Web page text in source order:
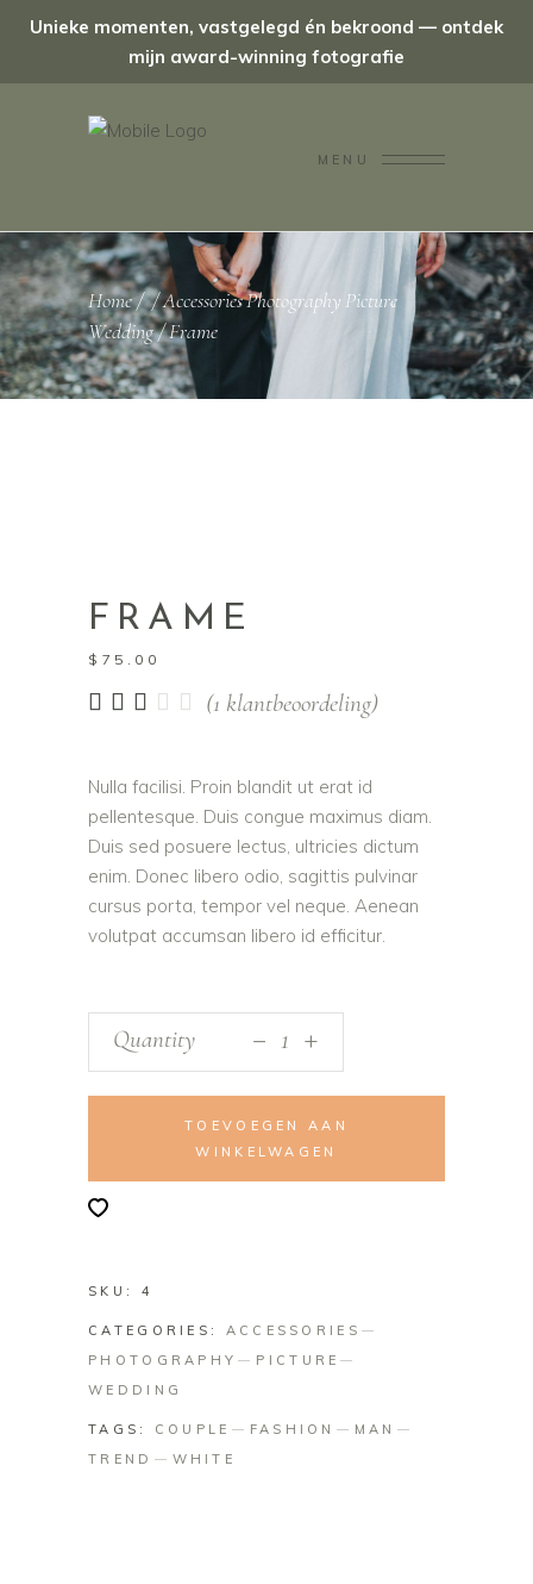
Unieke momenten, vastgelegd én bekroond — ontdek
mijn award-winning fotografie
MENU
Home//Accessories,Photography, Picture
,
Wedding/Frame
FRAME
$ 75.00
Gewaardeerd
gebaseerd
op
1
klantbeoordeling
(1 klantbeoordeling)
Nulla facilisi. Proin blandit ut erat id
pellentesque. Duis congue maximus diam.
Duis sed posuere lectus, ultricies dictum
enim. Donec libero odio, sagittis pulvinar
cursus porta, tempor vel neque. Aenean
volutpat accumsan libero id efficitur.
Quantity +
TOEVOEGEN AAN
WINKELWAGEN
SKU: 4
CATEGORIES: ACCESSORIES
PHOTOGRAPHY
PICTURE
WEDDING
TAGS: COUPLE FASHION
MAN
TREND
WHITE